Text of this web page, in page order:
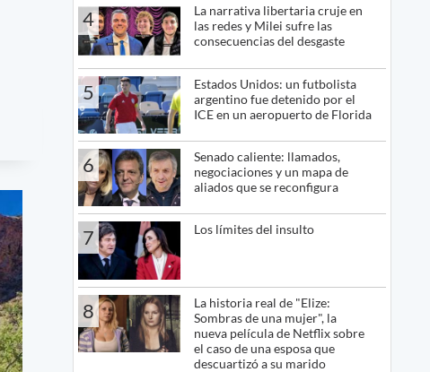
4
La narrativa libertaria cruje en
las redes y Milei sufre las
consecuencias del desgaste
5
Estados Unidos: un futbolista
argentino fue detenido por el
ICE en un aeropuerto de Florida
6
Senado caliente: llamados,
negociaciones y un mapa de
aliados que se reconfigura
7 Los límites del insulto
8
La historia real de "Elize:
Sombras de una mujer", la
nueva película de Netflix sobre
el caso de una esposa que
descuartizó a su marido